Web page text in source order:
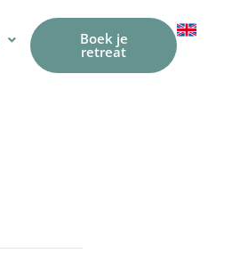
Boek je
retreat